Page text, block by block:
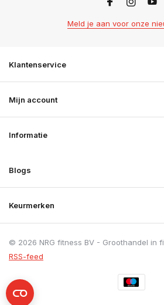
Meld je aan voor onze
Klantenservice
Mijn account
Informatie
Blogs
Keurmerken
© 2026 NRG fitness BV - Groothandel in
RSS-feed